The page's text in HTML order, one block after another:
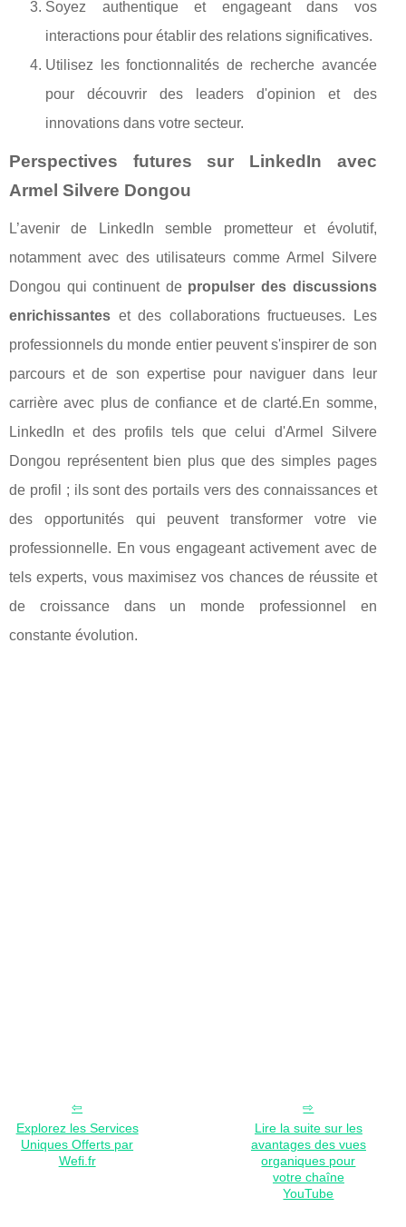
Soyez authentique et engageant dans vos
interactions pour établir des relations significatives.
Utilisez les fonctionnalités de recherche avancée
pour découvrir des leaders d'opinion et des
innovations dans votre secteur.
Perspectives futures sur LinkedIn avec
Armel Silvere Dongou
L’avenir de LinkedIn semble prometteur et évolutif,
notamment avec des utilisateurs comme Armel Silvere
Dongou qui continuent de propulser des discussions
enrichissantes et des collaborations fructueuses. Les
professionnels du monde entier peuvent s'inspirer de son
parcours et de son expertise pour naviguer dans leur
carrière avec plus de confiance et de clarté.En somme,
LinkedIn et des profils tels que celui d'Armel Silvere
Dongou représentent bien plus que des simples pages
de profil ; ils sont des portails vers des connaissances et
des opportunités qui peuvent transformer votre vie
professionnelle. En vous engageant activement avec de
tels experts, vous maximisez vos chances de réussite et
de croissance dans un monde professionnel en
constante évolution.
Explorez les Services
Uniques Offerts par
Wefi.fr
Lire la suite sur les
avantages des vues
organiques pour
votre chaîne
YouTube